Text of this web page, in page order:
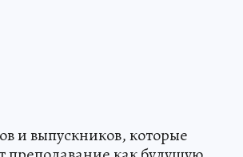
и выпускников, которые